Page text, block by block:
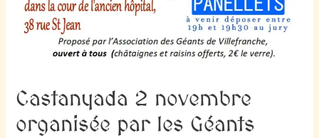
Castanyada 2 novembre
organisée par les Géants